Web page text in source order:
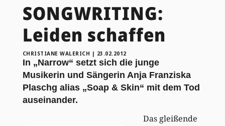
SONGWRITING:
Leiden schaffen
CHRISTIANE WALERICH | 23.02.2012
In „Narrow“ setzt sich die junge
Musikerin und Sängerin Anja Franziska
Plaschg alias „Soap & Skin“ mit dem Tod
auseinander.
Das gleißende